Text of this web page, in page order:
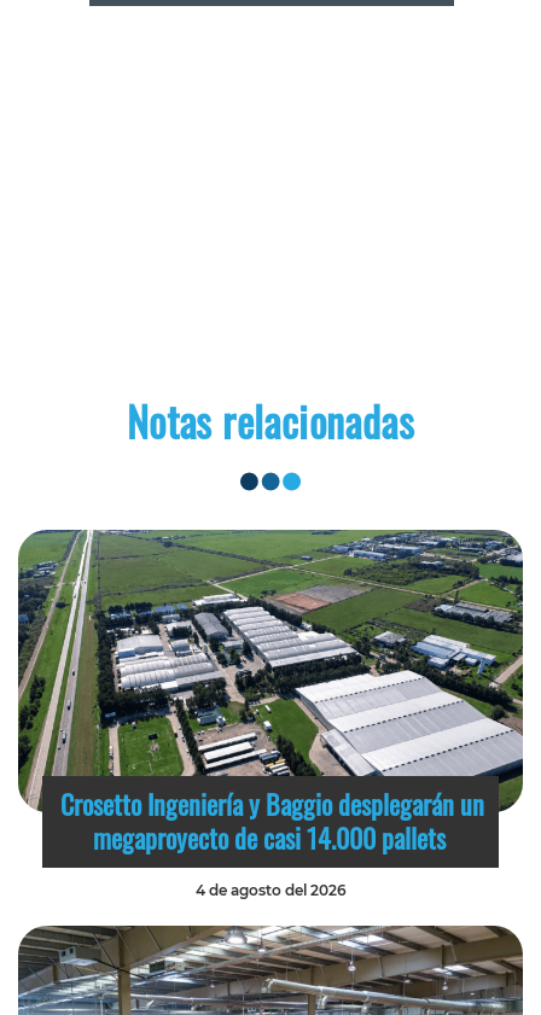
Notas relacionadas
Crosetto Ingeniería y Baggio desplegarán un
megaproyecto de casi 14.000 pallets
4 de agosto del 2026